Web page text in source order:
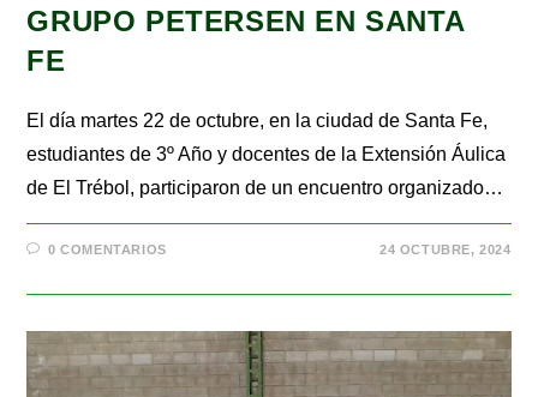
GRUPO PETERSEN EN SANTA
FE
El día martes 22 de octubre, en la ciudad de Santa Fe,
estudiantes de 3º Año y docentes de la Extensión Áulica
de El Trébol, participaron de un encuentro organizado…
0 COMENTARIOS 24 OCTUBRE, 2024